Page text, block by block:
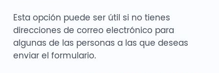
Esta opción puede ser útil si no tienes
direcciones de correo electrónico para
algunas de las personas a las que deseas
enviar el formulario.